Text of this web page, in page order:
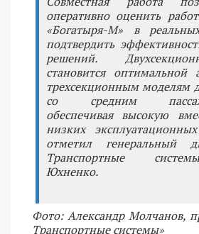
оперативно оценить
«Богатыря-М» в
подтвердить
решений.
становится оптимальной
трехсекционным моделям
со средним
обеспечивая высокую
низких
отметил генеральный
Транспортные
Юхненко.
Фото: Александр Молчанов,
Транспортные системы»